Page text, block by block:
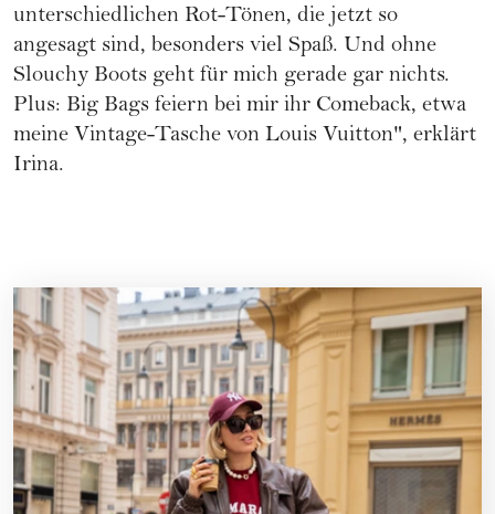
unterschiedlichen Rot-Tönen, die jetzt so
angesagt sind, besonders viel Spaß. Und ohne
Slouchy Boots geht für mich gerade gar nichts.
Plus: Big Bags feiern bei mir ihr Comeback, etwa
meine Vintage-Tasche von Louis Vuitton", erklärt
Irina.